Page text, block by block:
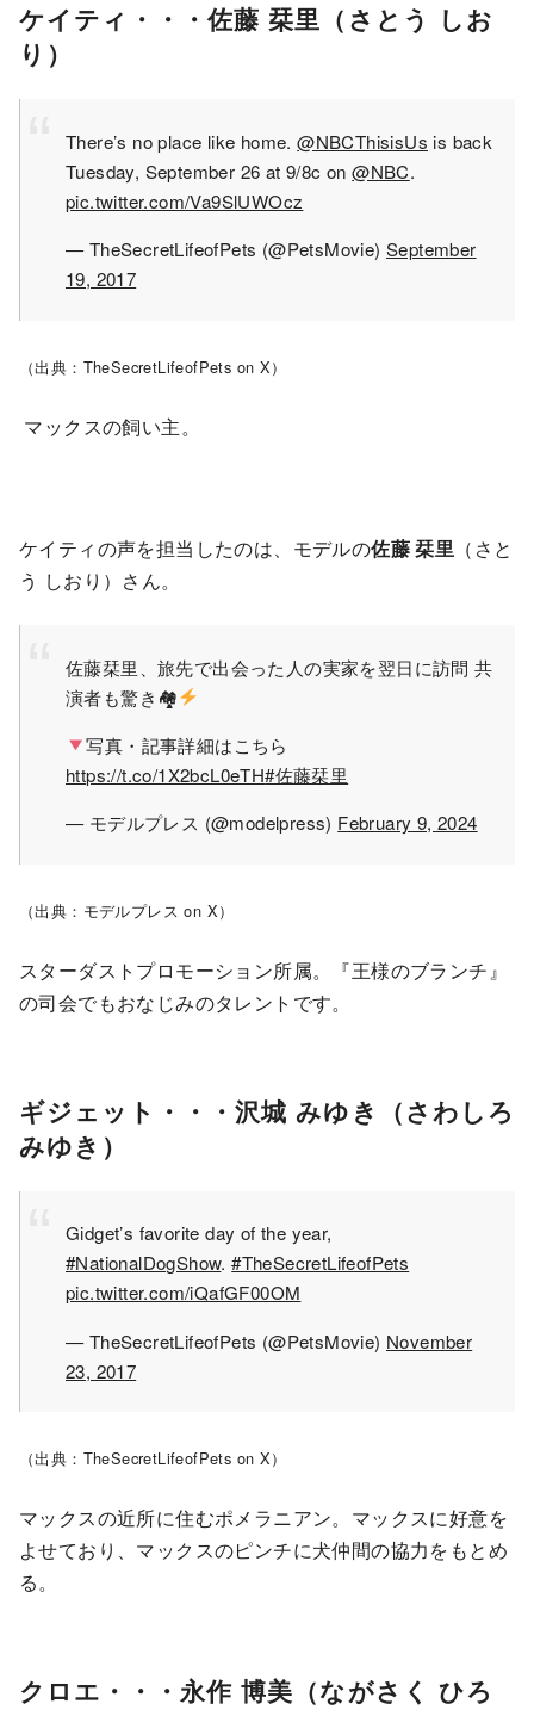
ケイティ・・・佐藤 栞里（さとう しお
り）
There’s no place like home.@NBCThisisUs is back
Tuesday, September 26 at 9/8c on@NBC.
pic.twitter.com/Va9SlUWOcz
— TheSecretLifeofPets (@PetsMovie) September
19, 2017
（出典：TheSecretLifeofPets on X）
マックスの飼い主。
ケイティの声を担当したのは、モデルの佐藤 栞里 （さと
う しおり）さん。
佐藤栞里、旅先で出会った人の実家を翌日に訪問 共
演者も驚き🏘
写真・記事詳細はこちら
https://t.co/1X2bcL0eTH#佐藤栞里
— モデルプレス (@modelpress) February 9, 2024
（出典：モデルプレス on X）
スターダストプロモーション所属。『王様のブランチ』
の司会でもおなじみのタレントです。
ギジェット・・・沢城 みゆき（さわしろ
みゆき）
Gidget’s favorite day of the year,
#NationalDogShow.#TheSecretLifeofPets
pic.twitter.com/iQafGF00OM
— TheSecretLifeofPets (@PetsMovie) November
23, 2017
（出典：TheSecretLifeofPets on X）
マックスの近所に住むポメラニアン。マックスに好意を
よせており、マックスのピンチに犬仲間の協力をもとめ
る。
クロエ・・・永作 博美（ながさく ひろ